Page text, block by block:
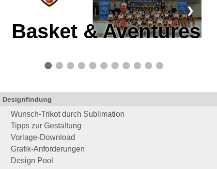
Basket & Aventures
❯
Designfindung
Wunsch-Trikot durch Sublimation
Tipps zur Gestaltung
Vorlage-Download
Grafik-Anforderungen
Design Pool